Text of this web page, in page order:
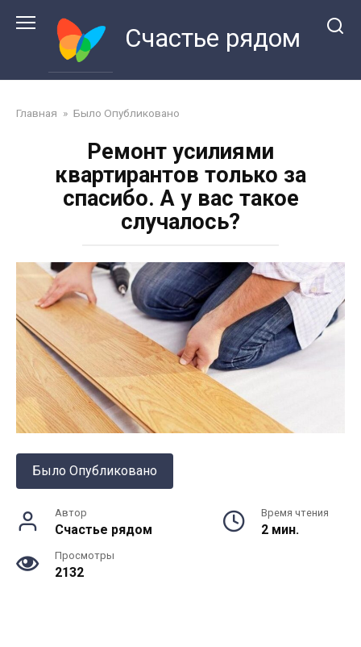
Счастье рядом
Главная » Было Опубликовано
Ремонт усилиями
квартирантов только за
спасибо. А у вас такое
случалось?
Было Опубликовано
Автор
Счастье рядом
Время чтения
2 мин.
Просмотры
2132